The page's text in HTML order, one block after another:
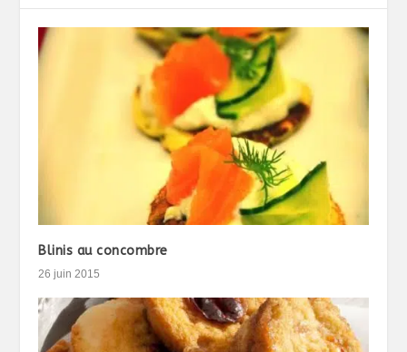
Blinis au concombre
26 juin 2015